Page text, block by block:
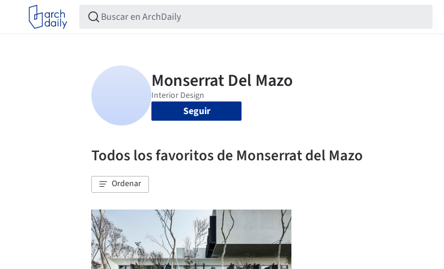
Seguir
Todos los favoritos de Monserrat del Mazo
Ordenar